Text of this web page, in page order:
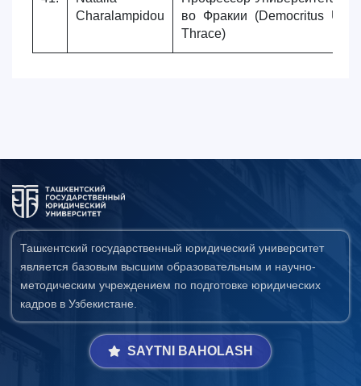
Charalampidou
во Фракии (Democritus
Thrace)
Ташкентский государственный юридический университет
является базовым высшим образовательным и научно-
методическим учреждением по подготовке юридических
кадров в Узбекистане.
SAYTNI BAHOLASH